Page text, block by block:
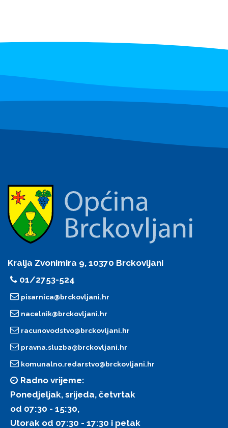
Kralja Zvonimira 9, 10370 Brckovljani
01/2753-524
pisarnica@brckovljani.hr
nacelnik@brckovljani.hr
racunovodstvo@brckovljani.hr
pravna.sluzba@brckovljani.hr
komunalno.redarstvo@brckovljani.hr
Radno vrijeme:
Ponedjeljak, srijeda, četvrtak
od 07:30 - 15:30,
Utorak od 07:30 - 17:30 i petak